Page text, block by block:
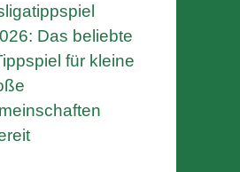
Das beliebte
für kleine